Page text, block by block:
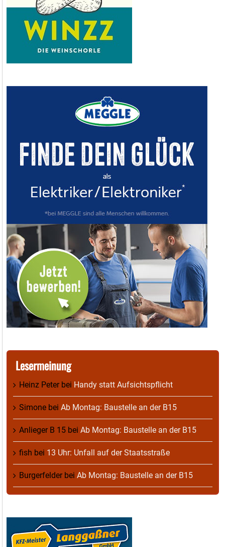
Lesermeinung
Heinz Peterbei Handy statt Aufsichtspflicht
Simone bei Ab Montag: Baustelle an der B15
Anlieger B 15 bei Ab Montag: Baustelle an der B15
fish bei 13 Uhr: Unfall auf der Staatsstraße
Burgerfelderbei Ab Montag: Baustelle an der B15